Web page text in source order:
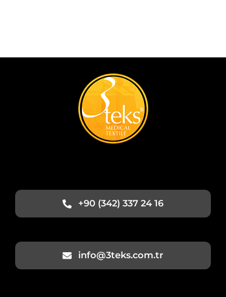
+90 (342) 337 24 16
info@3teks.com.tr